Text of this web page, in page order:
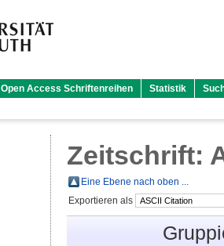
Open Access Schriftenreihen Statistik
Zeitschrift:
Eine Ebene nach oben ...
Exportieren als